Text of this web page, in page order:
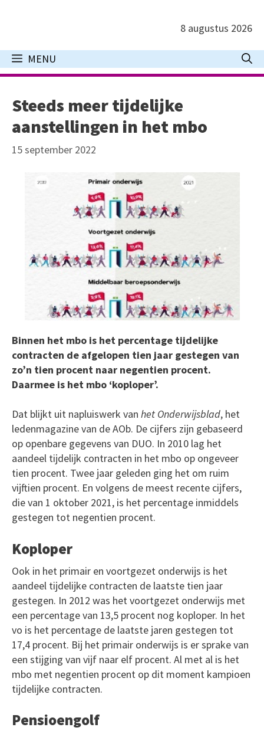
inhoud
8 augustus 2026
MENU
Steeds meer tijdelijke
aanstellingen in het mbo
15 september 2022
Binnen het mbo is het percentage tijdelijke
contracten de afgelopen tien jaar gestegen van
zo’n tien procent naar negentien procent.
Daarmee is het mbo ‘koploper’.
Dat blijkt uit napluiswerk van het Onderwijsblad, het
ledenmagazine van de AOb. De cijfers zijn gebaseerd
op openbare gegevens van DUO. In 2010 lag het
aandeel tijdelijk contracten in het mbo op ongeveer
tien procent. Twee jaar geleden ging het om ruim
vijftien procent. En volgens de meest recente cijfers,
die van 1 oktober 2021, is het percentage inmiddels
gestegen tot negentien procent.
Koploper
Ook in het primair en voortgezet onderwijs is het
aandeel tijdelijke contracten de laatste tien jaar
gestegen. In 2012 was het voortgezet onderwijs met
een percentage van 13,5 procent nog koploper. In het
vo is het percentage de laatste jaren gestegen tot
17,4 procent. Bij het primair onderwijs is er sprake van
een stijging van vijf naar elf procent. Al met al is het
mbo met negentien procent op dit moment kampioen
tijdelijke contracten.
Pensioengolf